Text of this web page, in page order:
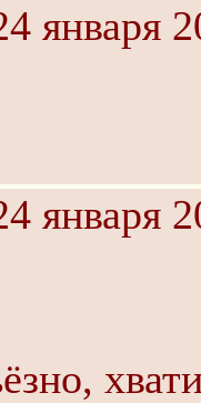
января
января